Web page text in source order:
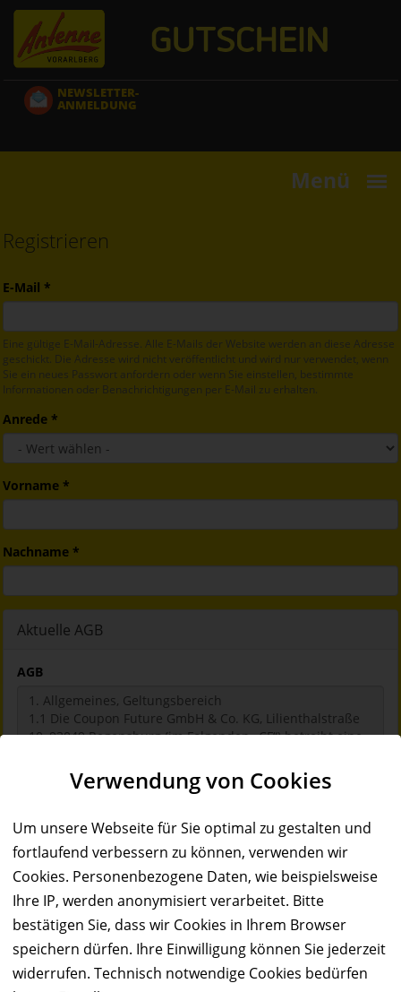
Verwendung von Cookies
Um unsere Webseite für Sie optimal zu gestalten und
fortlaufend verbessern zu können, verwenden wir
Cookies. Personenbezogene Daten, wie beispielsweise
Ihre IP, werden anonymisiert verarbeitet. Bitte
bestätigen Sie, dass wir Cookies in Ihrem Browser
speichern dürfen. Ihre Einwilligung können Sie jederzeit
widerrufen. Technisch notwendige Cookies bedürfen
Direkt
Inhalt
NEWSLETTER-
ANMELDUNG
Menü
Registrieren
E-Mail *
Eine gültige E-Mail-Adresse. Alle E-Mails der Website werden an diese Adresse
geschickt. Die Adresse wird nicht veröffentlicht und wird nur verwendet, wenn
Sie ein neues Passwort anfordern oder wenn Sie einstellen, bestimmte
Informationen oder Benachrichtigungen per E-Mail zu erhalten.
Anrede *
Vorname *
Nachname *
Aktuelle AGB
AGB
Aktuelle AGB akzeptieren *
Registrieren